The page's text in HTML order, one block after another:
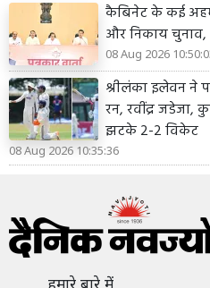
कैबिनेट के कई
और निकाय
08 Aug 2026
श्रीलंका इलेवन ने
रन, रवींद्र
झटके 2-2 विकेट
08 Aug 2026 10:35:36
हमारे बारे में